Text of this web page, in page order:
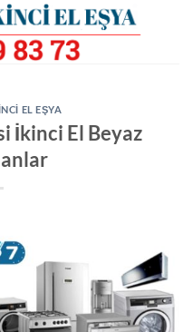
EL EŞYA
İkinci El Beyaz